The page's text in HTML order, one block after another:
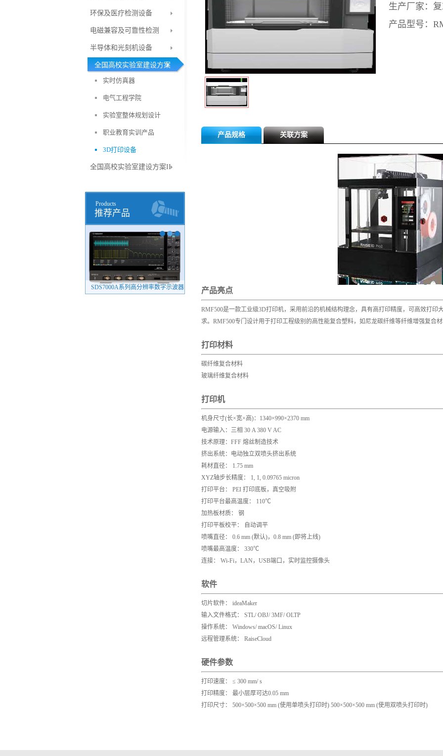
环保及医疗检测设备
电磁兼容及可靠性检测
半导体和光刻机设备
全国高校实验室建设方案
实时仿真器
电气工程学院
实验室整体规划设计
职业教育实训产品
3D打印设备
全国高校实验室建设方案II
推荐产品
Products
4082系列信号/频谱分析仪
生产厂家：复
产品型号：
产品规格 关联方案
产品亮点
RMF500是一款工业级3D打印机，采用前沿的机械结构理念，具有高打印精度，可高效打印
求。RMF500专门设计用于打印工程级别的高性能复合塑料，如尼龙碳纤维等纤维增强复合
打印材料
碳纤维复合材料
玻璃纤维复合材料
打印机
机身尺寸(长×宽×高)：1340×990×2370 mm
电源输入：三相 30 A 380 V AC
技术原理：FFF 熔丝制造技术
挤出系统：电动独立双喷头挤出系统
耗材直径： 1.75 mm
XYZ轴步长精度： 1, 1, 0.09765 micron
打印平台： PEI 打印底板，真空吸附
打印平台最高温度： 110℃
加热板材质： 钢
打印平板校平： 自动调平
喷嘴直径： 0.6 mm (默认)，0.8 mm (即将上线)
喷嘴最高温度： 330℃
连接： Wi-Fi，LAN，USB端口，实时监控摄像头
软件
切片软件： ideaMaker
输入文件格式： STL/ OBJ/ 3MF/ OLTP
操作系统： Windows/ macOS/ Linux
远程管理系统： RaiseCloud
硬件参数
打印速度： ≤ 300 mm/ s
打印精度： 最小层厚可达0.05 mm
打印尺寸： 500×500×500 mm (使用单喷头打印时) 500×500×500 mm (使用双喷头打印时)